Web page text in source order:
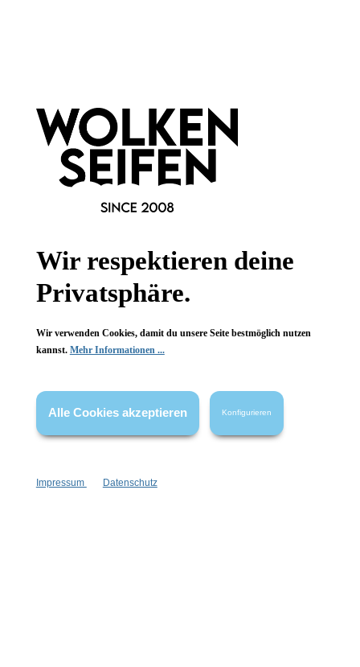
Informationen
Gesetzliche Informationen
Wissenswertes
FAQ
Vertrag widerrufen
* Alle Preise inkl. gesetzl. Mehrwertsteuer zzgl.Versandkosten
wenn nicht anders angegeben.
Wir respektieren deine
Privatsphäre.
Wir verwenden Cookies, damit du unsere Seite bestmöglich nutzen
kannst. Mehr Informationen ...
Alle Cookies akzeptieren Konfigurieren
Impressum Datenschutz